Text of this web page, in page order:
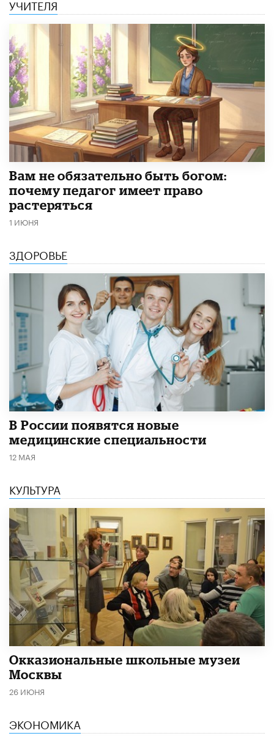
УЧИТЕЛЯ
​Вам не обязательно быть богом:
почему педагог имеет право
растеряться
1 ИЮНЯ
ЗДОРОВЬЕ
В России появятся новые
медицинские специальности
12 МАЯ
КУЛЬТУРА
​Окказиональные школьные музеи
Москвы
26 ИЮНЯ
ЭКОНОМИКА